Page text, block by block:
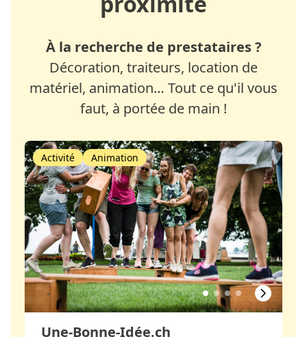
À la recherche de prestataires ?
Décoration, traiteurs, location de
matériel, animation… Tout ce qu'il vous
faut, à portée de main !
Une-Bonne-Idée.ch
Activité Animation